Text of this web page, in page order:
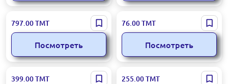
KREA.AI
797.00ТМТ
Посмотреть
Dr.Web
76.00ТМТ
Посмотреть
Canva
399.00ТМТ Exitlag
255.00ТМТ